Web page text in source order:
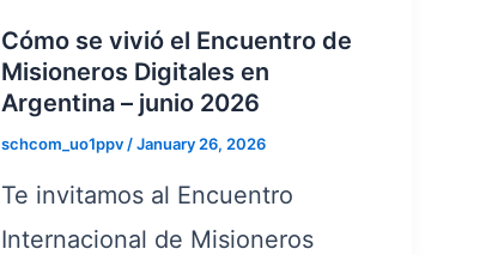
Cómo se vivió el Encuentro de
Misioneros Digitales en
Argentina – junio 2026
schcom_uo1ppv/January 26, 2026
Te invitamos al Encuentro
Internacional de Misioneros